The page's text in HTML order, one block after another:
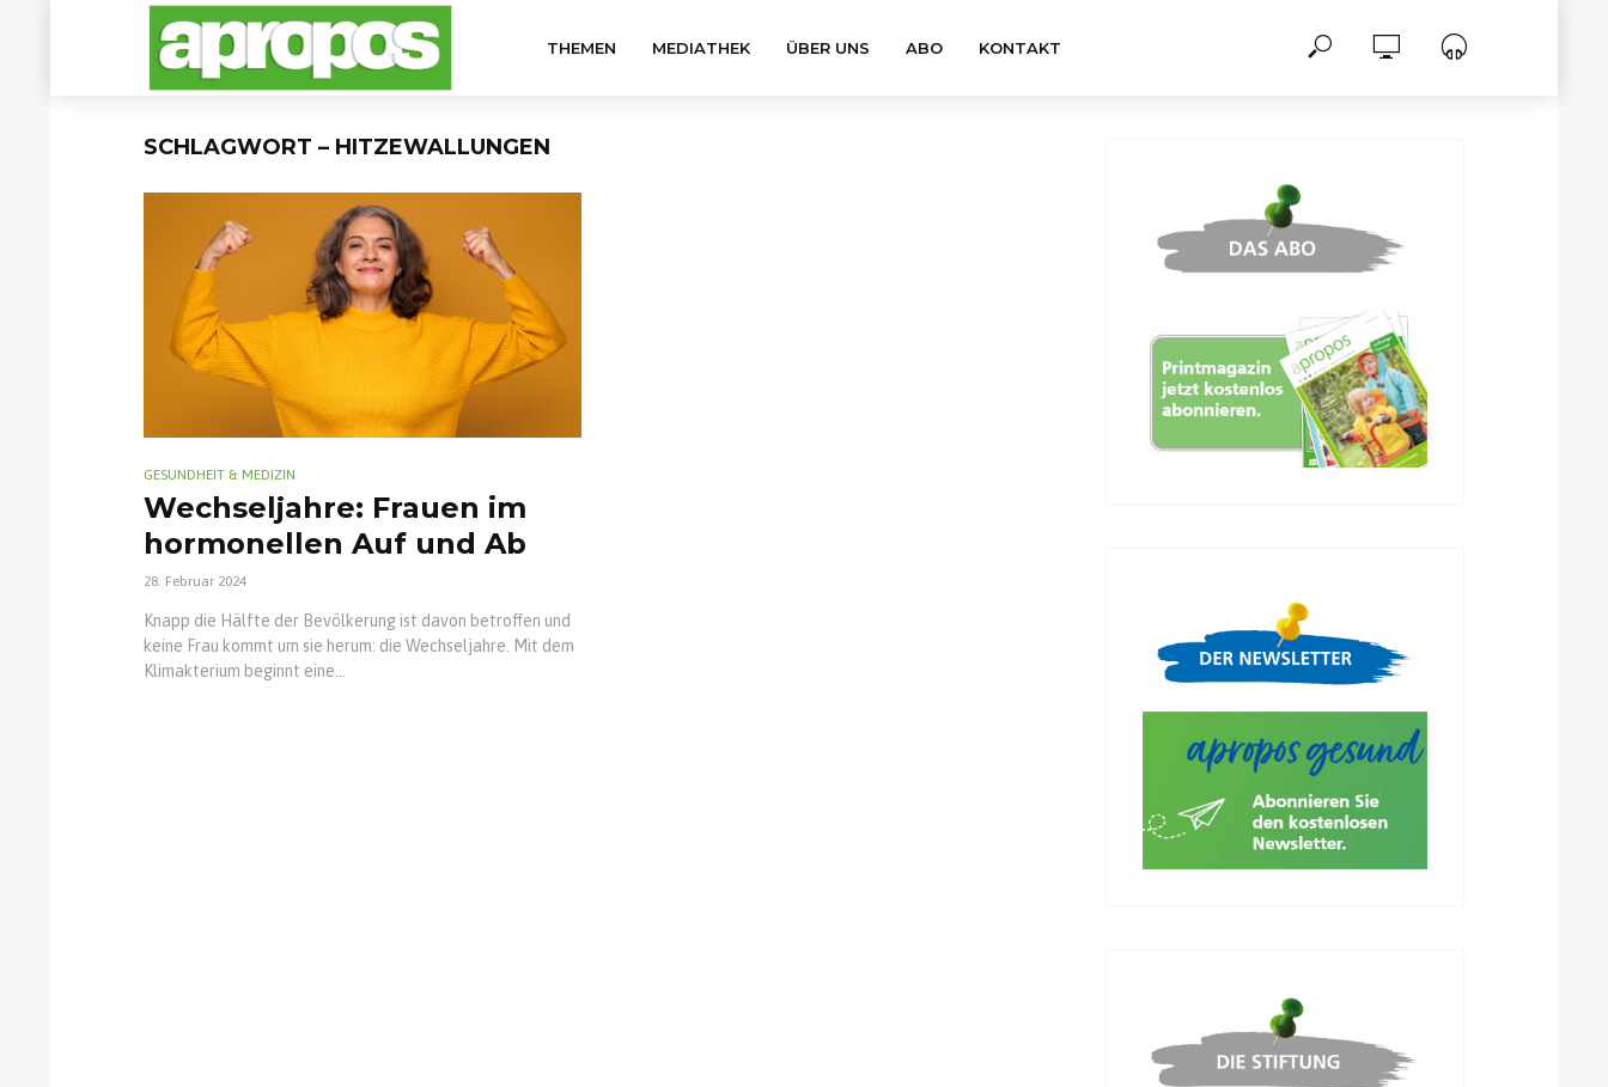
THEMEN MEDIATHEK ÜBER UNS ABO KONTAKT
SCHLAGWORT – HITZEWALLUNGEN
GESUNDHEIT & MEDIZIN
Wechseljahre: Frauen im
hormonellen Auf und Ab
28. Februar 2024
Knapp die Hälfte der Bevölkerung ist davon betroffen und
keine Frau kommt um sie herum: die Wechseljahre. Mit dem
Klimakterium beginnt eine...